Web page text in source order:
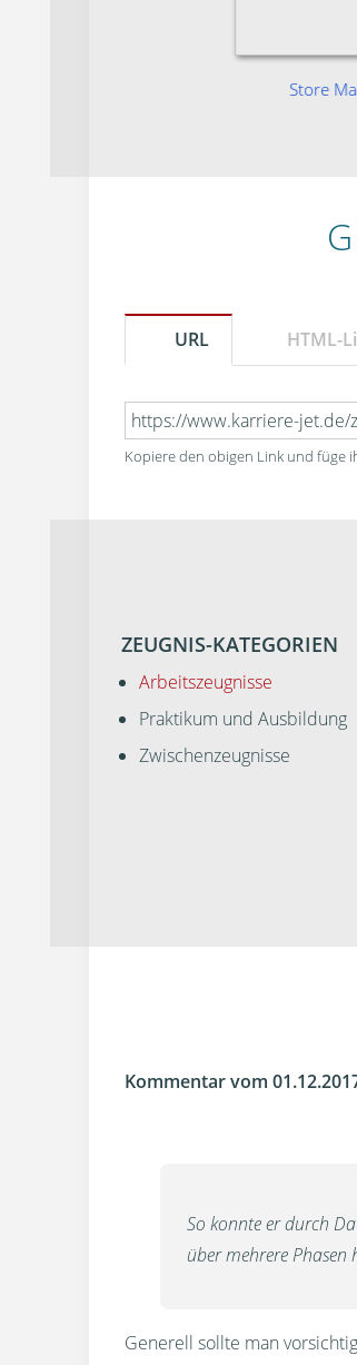
Store
URL HTML-
Kopiere den obigen Link und füge
ZEUGNIS-KATEGORIEN
Arbeitszeugnisse
Praktikum und Ausbildung
Zwischenzeugnisse
Kommentar vom
So konnte er durch
über mehrere Phasen
Generell sollte man